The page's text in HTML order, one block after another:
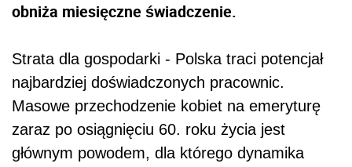
obniża miesięczne świadczenie.
Strata dla gospodarki - Polska traci potencjał
najbardziej doświadczonych pracownic.
Masowe przechodzenie kobiet na emeryturę
zaraz po osiągnięciu 60. roku życia jest
głównym powodem, dla którego dynamika